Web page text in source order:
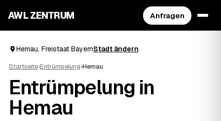
AWL ZENTRUM Anfragen
Hemau, Freistaat BayernStadt ändern
Startseite›Entrümpelung›Hemau
Entrümpelung in
Hemau